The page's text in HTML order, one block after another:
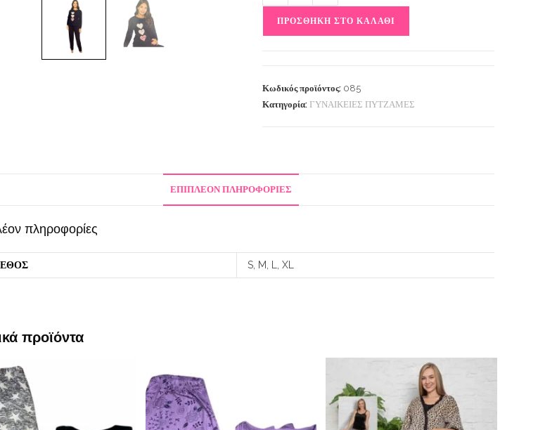
ΠΡΟΣΘΉΚΗ ΣΤΟ ΚΑΛΆΘΙ
Κωδικός προϊόντος: 085
Κατηγορία: ΓΥΝΑΙΚΕΙΕΣ ΠΥΤΖΑΜΕΣ
ΕΠΙΠΛΈΟΝ ΠΛΗΡΟΦΟΡΊΕΣ
πληροφορίες
S, M, L, XL
προϊόντα